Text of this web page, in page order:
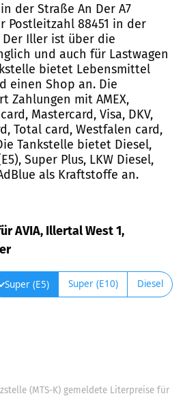
der Straße An Der A7
Postleitzahl 88451 in der
Iller ist über die
und auch für Lastwagen
bietet Lebensmittel
einen Shop an. Die
Zahlungen mit AMEX,
Mastercard, Visa, DKV,
Total card, Westfalen card,
Tankstelle bietet Diesel,
Super Plus, LKW Diesel,
als Kraftstoffe an.
AVIA, Illertal West 1,
Super (E5) Super (E10) Diesel
(MTS-K) gemeldete Literpreise für